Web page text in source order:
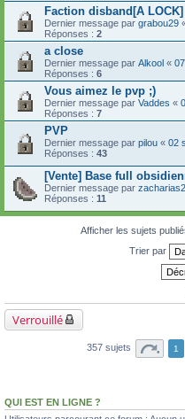
Faction disband[A LOCK]
Dernier message par grabou29
Réponses : 2
a close
Dernier message par Alkool «
Réponses : 6
Vous aimez le pvp ;)
Dernier message par Vaddes «
Réponses : 7
PVP
Dernier message par pilou « 02
Réponses : 43
[Vente] Base full
Dernier message par
Réponses : 11
Afficher les sujets
Trier par
Verrouillé
357 sujets 1
QUI EST EN LIGNE ?